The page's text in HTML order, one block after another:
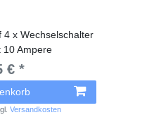
4 x Wechselschalter
10 Ampere
€ *
Versandkosten